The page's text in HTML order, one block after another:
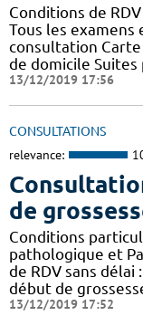
Conditions de
Tous les examens
consultation
de domicile
13/12/2019 17:56
CONSULTATIONS
relevance:
de
Conditions
pathologique et
de RDV sans
début de
13/12/2019 17:52